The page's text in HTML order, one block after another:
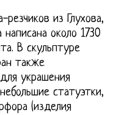
из Глухова,
около 1730
В скульптуре
также
украшения
статуэтки,
(изделия